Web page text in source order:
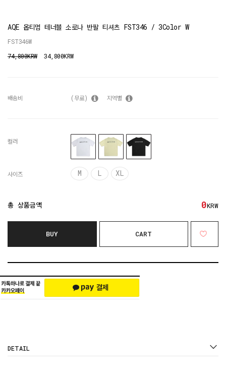
AQE 옵티멈 테너블 소로나 반팔 티셔츠 FST346 / 3Color W
FST346W
74,800KRW
34,800KRW
배송비 (무료) 지역별
컬러
사이즈 M L XL
총 상품금액 0KRW
BUY CART
DETAIL